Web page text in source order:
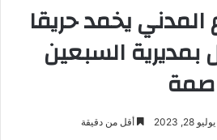
المدني يخمد حريقا
السبعين
2023 أقل من دقيقة